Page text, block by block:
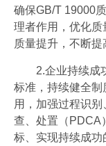
确保GB/T 19000
理者作用，优化
质量提升，不断提
2.企业持续成
标准，持续健全
用，加强过程识
查、处置（PDCA
标、实现持续成功